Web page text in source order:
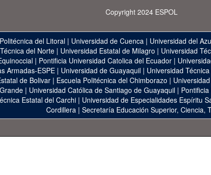
Copyright 2024 ESPOL
del Litoral | Universidad de Cuenca | Universidad del
del Norte| Universidad Estatal de Milagro | Universidad
| Pontificia Universidad Catolica del Ecuador|
Armadas-ESPE | Universidad de Guayaquil | Universidad
de Bolivar| Escuela Politécnica del Chimborazo |
| Universidad Católica de Santiago de Guayaquil |
Estatal del Carchi | Universidad de Especialidades Espíritu
Cordillera| Secretaría Educación Superior, Ciencia,